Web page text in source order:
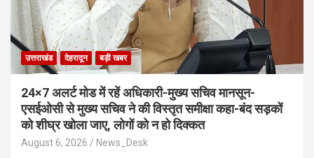
उत्तराखंड देहरादून बड़ी खबर
24×7 अलर्ट मोड में रहें अधिकारी-मुख्य सचिव मानसून-
एसईओसी से मुख्य सचिव ने की विस्तृत समीक्षा कहा-बंद सड़कों
को शीघ्र खोला जाए, लोगों को न हो दिक्कत
August 6, 2026 News_Desk